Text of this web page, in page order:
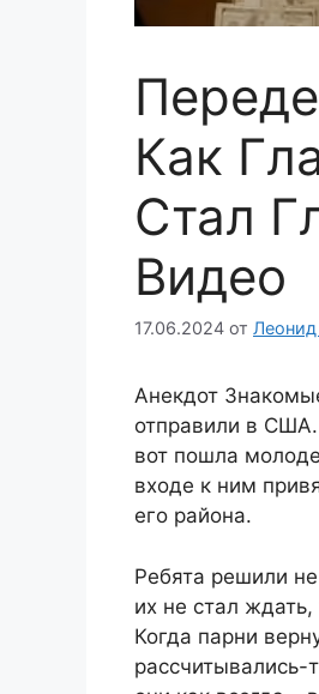
Как
Стал
Видео
17.06.2024 от
Анекдот
отправили в
вот пошла
входе к ним
его района.
Ребята решили
их не стал
Когда парни
рассчитывались-